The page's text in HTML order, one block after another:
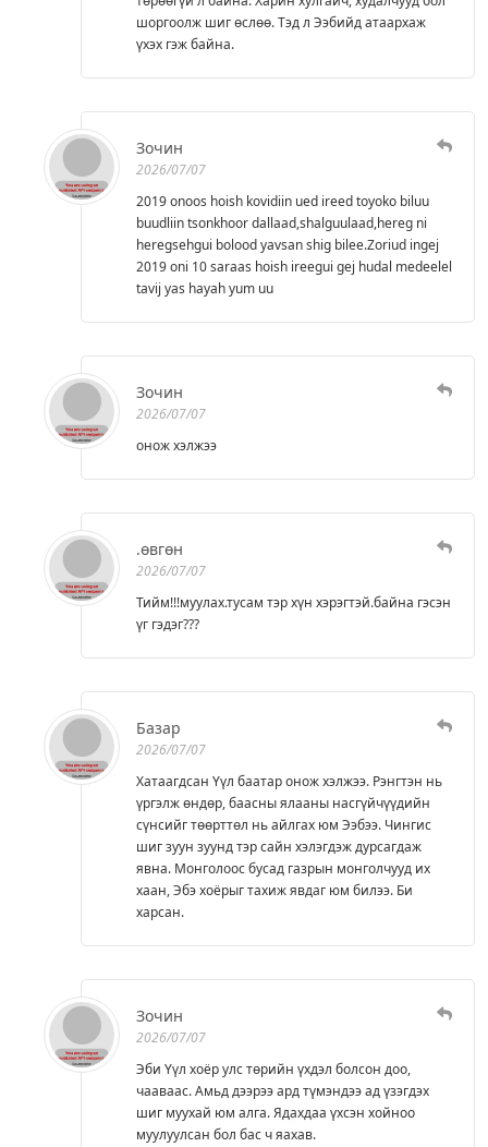
шоргоолж шиг өслөө. Тэд л Ээбийд атаархаж
үхэх гэж байна.
Зочин
2026/07/07
2019 onoos hoish kovidiin ued ireed toyoko biluu
buudliin tsonkhoor dallaad,shalguulaad,hereg ni
heregsehgui bolood yavsan shig bilee.Zoriud ingej
2019 oni 10 saraas hoish ireegui gej hudal medeelel
tavij yas hayah yum uu
Зочин
2026/07/07
онож хэлжээ
.өвгөн
2026/07/07
Тийм!!!муулах.тусам тэр хүн хэрэгтэй.байна гэсэн
үг гэдэг???
Базар
2026/07/07
Хатаагдсан Үүл баатар онож хэлжээ. Рэнгтэн нь
үргэлж өндөр, баасны ялааны насгүйчүүдийн
сүнсийг төөрттөл нь айлгах юм Ээбээ. Чингис
шиг зуун зуунд тэр сайн хэлэгдэж дурсагдаж
явна. Монголоос бусад газрын монголчууд их
хаан, Эбэ хоёрыг тахиж явдаг юм билээ. Би
харсан.
Зочин
2026/07/07
Эби Үүл хоёр улс төрийн үхдэл болсон доо,
чааваас. Амьд дээрээ ард түмэндээ ад үзэгдэх
шиг муухай юм алга. Ядахдаа үхсэн хойноо
муулуулсан бол бас ч яахав.